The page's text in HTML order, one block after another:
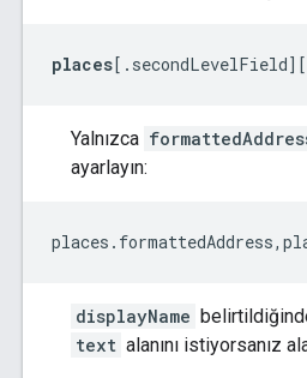
places
Yalnızca
ayarlayın:
displayName
text alanını istiyorsanız